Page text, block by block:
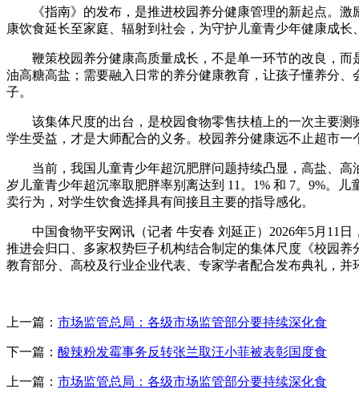
《指南》的发布，是推进校园养分健康管理的新起点。激
康饮食延长至家庭、辐射到社会，为守护儿童青少年健康成
鞭策校园养分健康高质量成长，不是单一环节的改良，而
油高糖高盐；需要融入日常的养分健康教育，让孩子懂养分
子。
该集体尺度的出台，是校园食物零售扶植上的一次主要测
学生受益，才是大师配合的义务。校园养分健康远不止超市
当前，我国儿童青少年超沉肥胖问题持续凸显，高盐、高
岁儿童青少年超沉率取肥胖率别离达到 11。1% 和 7。9%。
卖行为，对学生饮食选择具有间接且主要的指导感化。
中国食物平安网讯（记者 牛安春 刘延正）2026年5月11日
推进会归口、多家权势巨子机构结合制定的集体尺度《校园
教育部分、高校及行业企业代表、专家学者配合发布典礼，
上一篇： 市场监管总局：各级市场监管部分要持续深化食
下一篇： 酸辣粉发霉事务反转张兰取汪小菲被表彰国度食
上一篇： 市场监管总局：各级市场监管部分要持续深化食